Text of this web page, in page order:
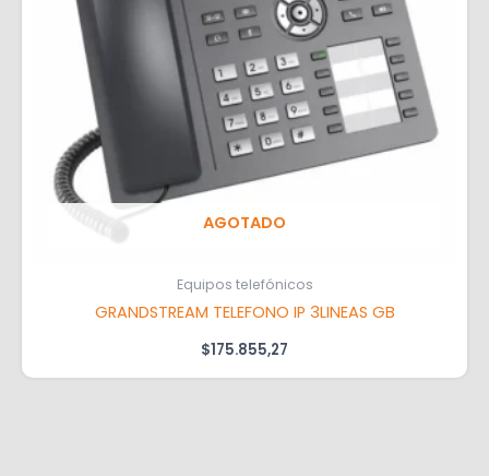
AGOTADO
Equipos telefónicos
GRANDSTREAM TELEFONO IP 3LINEAS GB
$175.855,27